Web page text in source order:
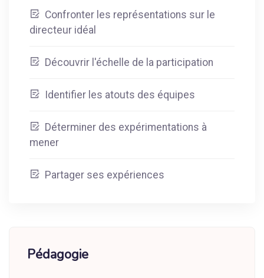
Confronter les représentations sur le
directeur idéal
Découvrir l'échelle de la participation
Identifier les atouts des équipes
Déterminer des expérimentations à
mener
Partager ses expériences
Pédagogie